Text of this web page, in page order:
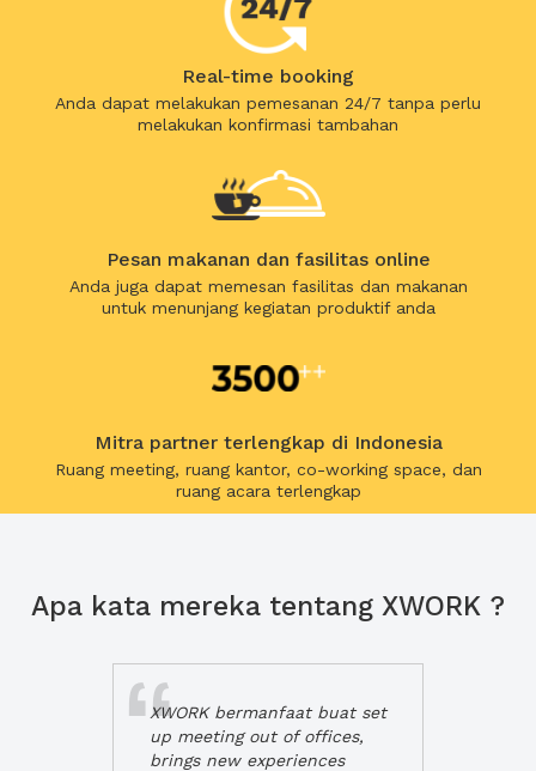
Real-time booking
Anda dapat melakukan pemesanan 24/7 tanpa perlu
melakukan konfirmasi tambahan
Pesan makanan dan fasilitas online
Anda juga dapat memesan fasilitas dan makanan
untuk menunjang kegiatan produktif anda
Mitra partner terlengkap di Indonesia
Ruang meeting, ruang kantor, co-working space, dan
ruang acara terlengkap
Apa kata mereka tentang XWORK ?
XWORK bermanfaat buat set
up meeting out of offices,
brings new experiences